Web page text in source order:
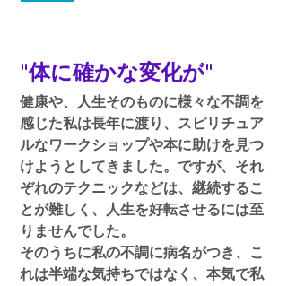
"体に確かな変化が"
健康や、人生そのものに様々な不調を
感じた私は長年に渡り、スピリチュア
ルなワークショップや本に助けを見つ
けようとしてきました。ですが、それ
ぞれのテクニックなどは、継続するこ
とが難しく、人生を好転させるには至
りませんでした。
そのうちに私の不調に病名がつき、こ
れは半端な気持ちではなく、本気で私